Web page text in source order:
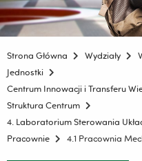
Strona Główna Wydziały
Jednostki
Centrum Innowacji i Transferu
Struktura Centrum
4. Laboratorium Sterowania
Pracownie
4.1 Pracownia